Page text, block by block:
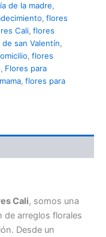
de la madre,
, flores
Cali, flores
san Valentín,
, flores
, Flores para
, flores para
Cali, somos una
de arreglos florales
Desde un